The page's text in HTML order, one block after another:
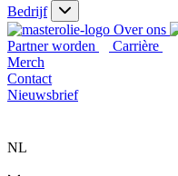
Bedrijf
Over ons
Partner worden
Carrière
Merch
Contact
Nieuwsbrief
NL